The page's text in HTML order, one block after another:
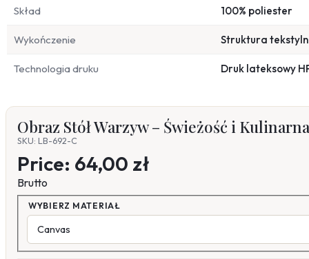
Skład 100% poliester
Wykończenie Struktura
Technologia druku Druk lateksowy
Obraz Stół Warzyw – Świeżość i
SKU: LB-692-C
Price: 64,00 zł
Brutto
WYBIERZ MATERIAŁ